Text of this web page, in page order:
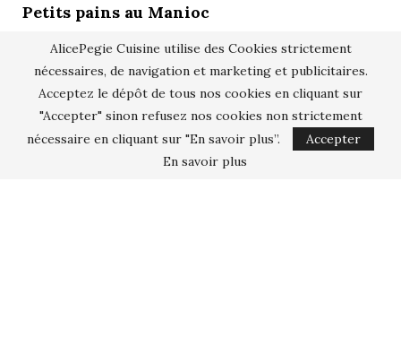
Petits pains au Manioc
AlicePegie Cuisine utilise des Cookies strictement
nécessaires, de navigation et marketing et publicitaires.
Acceptez le dépôt de tous nos cookies en cliquant sur
"Accepter" sinon refusez nos cookies non strictement
nécessaire en cliquant sur "En savoir plus”.
Accepter
En savoir plus